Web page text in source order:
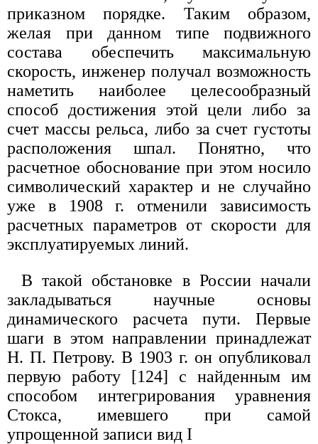
приказном порядке. Таким образом,
желая при данном типе подвижного
состава обеспечить максимальную
скорость, инженер получал возможность
наметить наиболее целесообразный
способ достижения этой цели либо за
счет массы рельса, либо за счет густоты
расположения шпал. Понятно, что
расчетное обоснование при этом носило
символический характер и не случайно
уже в 1908 г. отменили зависимость
расчетных параметров от скорости для
эксплуатируемых линий.
В такой обстановке в России начали
закладываться научные основы
динамического расчета пути. Первые
шаги в этом направлении принадлежат
Н. П. Петрову. В 1903 г. он опубликовал
первую работу [124] с найденным им
способом интегрирования уравнения
Стокса, имевшего при самой
упрощенной записи вид I